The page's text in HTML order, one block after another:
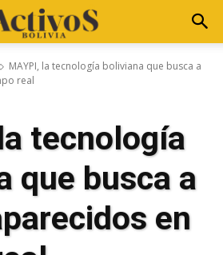
MAYPI, la tecnología boliviana que busca a
real
tecnología
que busca a
en